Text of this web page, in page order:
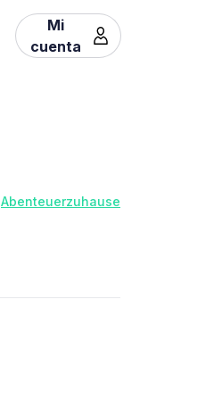
Mi
cuenta
Abenteuerzuhause